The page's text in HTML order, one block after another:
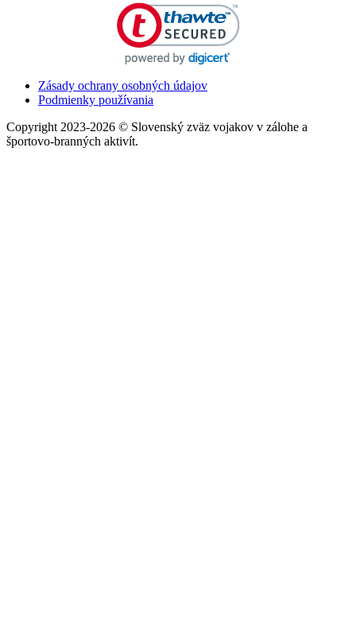
Zásady ochrany osobných údajov
Podmienky používania
Copyright 2023-2026 © Slovenský zväz vojakov v zálohe a
športovo-branných aktivít.